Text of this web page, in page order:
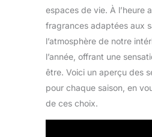
espaces de vie. À l’heure
fragrances adaptées aux
l’atmosphère de notre
l’année, offrant une
être. Voici un aperçu des
pour chaque saison, en
de ces choix.